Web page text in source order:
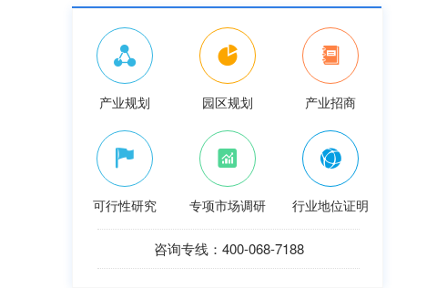
产业规划 园区规划 产业招商
可行性研究 专项市场调研 行业地位证明
咨询专线：400-068-7188